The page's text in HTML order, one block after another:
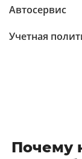
Автосервис
Учетная
Почему